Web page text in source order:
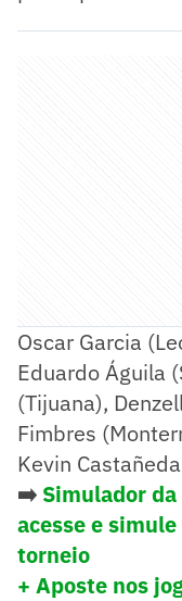
Oscar Garcia
Eduardo Águila
(Tijuana),
Fimbres
Kevin
➡️ Simulador da
acesse e
torneio
+ Aposte nos